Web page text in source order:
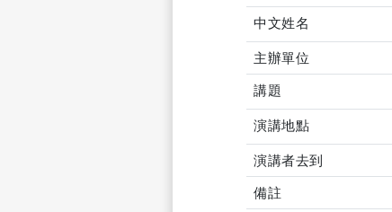
中文姓名
主辦單位
講題
演講地點
演講者去到
備註